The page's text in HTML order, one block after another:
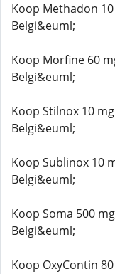
Koop Methadon
Belgi&euml;
Koop Morfine 60
Belgi&euml;
Koop Stilnox 10
Belgi&euml;
Koop Sublinox 10
Belgi&euml;
Koop Soma 500
Belgi&euml;
Koop OxyContin